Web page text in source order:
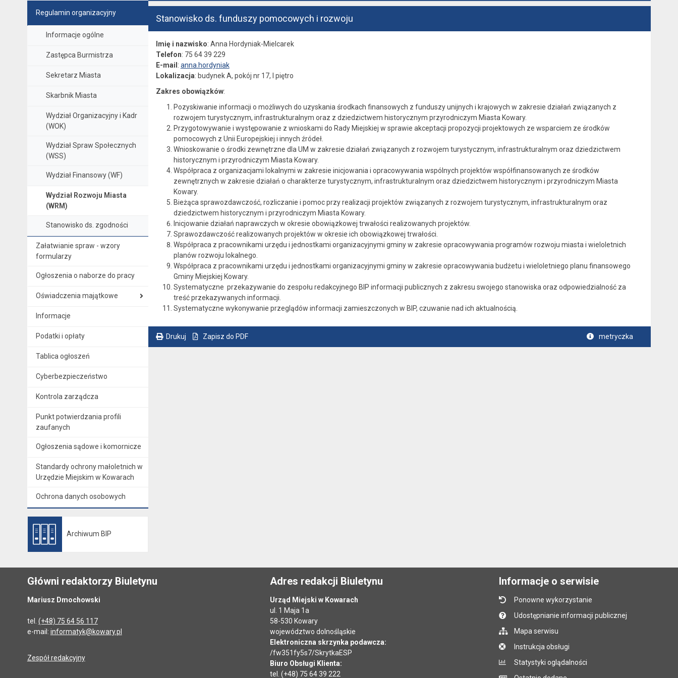
Regulamin organizacyjny
Informacje ogólne
Zastępca Burmistrza
Sekretarz Miasta
Skarbnik Miasta
Wydział Organizacyjny i Kadr
(WOK)
Wydział Spraw Społecznych
(WSS)
Wydział Finansowy (WF)
Wydział Rozwoju Miasta
(WRM)
Stanowisko ds. zgodności
Załatwianie spraw - wzory
formularzy
Ogłoszenia o naborze do pracy
Oświadczenia majątkowe
Informacje
Podatki i opłaty
Tablica ogłoszeń
Cyberbezpieczeństwo
Kontrola zarządcza
Punkt potwierdzania profili
zaufanych
Ogłoszenia sądowe i komornicze
Standardy ochrony małoletnich w
Urzędzie Miejskim w Kowarach
Ochrona danych osobowych
Archiwum BIP
Stanowisko ds. funduszy pomocowych i rozwoju
Imię i nazwisko: Anna Hordyniak-Mielcarek
Telefon: 75 64 39 229
E-mail : anna.hordyniak
Lokalizacja: budynek A, pokój nr 17, I piętro
Zakres obowiązków:
Pozyskiwanie informacji o możliwych do uzyskania środkach finansowych z funduszy unijnych i krajowych w zakresie działań związanych z
rozwojem turystycznym, infrastrukturalnym oraz z dziedzictwem historycznym przyrodniczym Miasta Kowary.
Przygotowywanie i występowanie z wnioskami do Rady Miejskiej w sprawie akceptacji propozycji projektowych ze wsparciem ze środków
pomocowych z Unii Europejskiej i innych źródeł.
Wnioskowanie o środki zewnętrzne dla UM w zakresie działań związanych z rozwojem turystycznym, infrastrukturalnym oraz dziedzictwem
historycznym i przyrodniczym Miasta Kowary.
Współpraca z organizacjami lokalnymi w zakresie inicjowania i opracowywania wspólnych projektów współfinansowanych ze środków
zewnętrznych w zakresie działań o charakterze turystycznym, infrastrukturalnym oraz dziedzictwem historycznym i przyrodniczym Miasta
Kowary.
Bieżąca sprawozdawczość, rozliczanie i pomoc przy realizacji projektów związanych z rozwojem turystycznym, infrastrukturalnym oraz
dziedzictwem historycznym i przyrodniczym Miasta Kowary.
Inicjowanie działań naprawczych w okresie obowiązkowej trwałości realizowanych projektów.
Sprawozdawczość realizowanych projektów w okresie ich obowiązkowej trwałości.
Współpraca z pracownikami urzędu i jednostkami organizacyjnymi gminy w zakresie opracowywania programów rozwoju miasta i wieloletnich
planów rozwoju lokalnego.
Współpraca z pracownikami urzędu i jednostkami organizacyjnymi gminy w zakresie opracowywania budżetu i wieloletniego planu finansowego
Gminy Miejskiej Kowary.
Systematyczne przekazywanie do zespołu redakcyjnego BIP informacji publicznych z zakresu swojego stanowiska oraz odpowiedzialność za
treść przekazywanych informacji.
Systematyczne wykonywanie przeglądów informacji zamieszczonych w BIP, czuwanie nad ich aktualnością.
Drukuj Zapisz do PDF metryczka
Główni redaktorzy Biuletynu
Mariusz Dmochowski
tel. (+48) 75 64 56 117
e-mail: informatyk@kowary.pl
Zespół redakcyjny
Adres redakcji Biuletynu
Urząd Miejski w Kowarach
ul. 1 Maja 1a
58-530 Kowary
województwo dolnośląskie
Elektroniczna skrzynka podawcza:
/fw351fy5s7/SkrytkaESP
Biuro Obsługi Klienta:
tel. (+48) 75 64 39 222
Informacje o serwisie
Ponowne wykorzystanie
Udostępnianie informacji publicznej
Mapa serwisu
Instrukcja obsługi
Statystyki oglądalności